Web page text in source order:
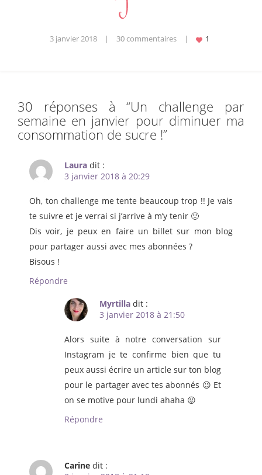
3 janvier 2018 | 30 commentaires |
30 réponses à “Un challenge par
semaine en janvier pour diminuer ma
consommation de sucre !”
Laura dit :
3 janvier 2018 à 20:29
Oh, ton challenge me tente beaucoup trop !! Je vais
te suivre et je verrai si j’arrive à m’y tenir 🙂
Dis voir, je peux en faire un billet sur mon blog
pour partager aussi avec mes abonnées ?
Bisous !
Répondre
Myrtilla dit :
3 janvier 2018 à 21:50
Alors suite à notre conversation sur
Instagram je te confirme bien que tu
peux aussi écrire un article sur ton blog
pour le partager avec tes abonnés 😉 Et
on se motive pour lundi ahaha 😛
Répondre
Carine dit :